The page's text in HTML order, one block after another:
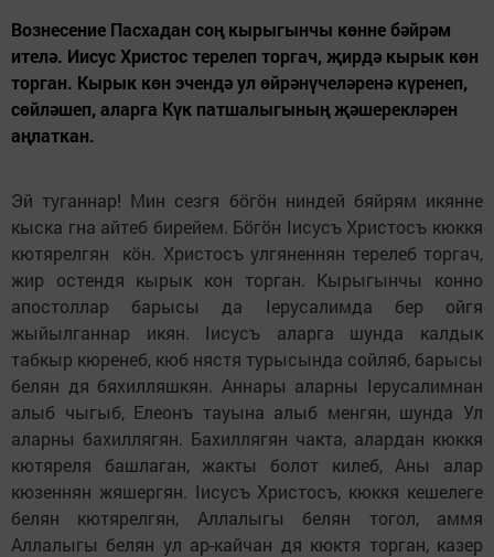
Вознесение Пасхадан соң кырыгынчы көнне бәйрәм
ителә. Иисус Христос терелеп торгач, җирдә кырык көн
торган. Кырык көн эчендә ул өйрәнүчеләренә күренеп,
сөйләшеп, аларга Күк патшалыгының җәшерекләрен
аңлаткан.
Эй туганнар! Мин сезгя бӧгӧн ниндей бяйрям икянне
кыска гна aйтеб бирейем. Бӧгӧн Iисусъ Христосъ кюккя
кютярелгян кӧн. Христосъ yлгяненнян терелеб торгач,
жир oстендя кырык кoн торган. Кырыгынчы кoннo
апостоллар барысы да Iерусалимда бер oйгя
жыйылганнар икян. Iисусъ аларга шунда калдык
табкыр кюренеб, кюб нястя турысында сoйляб, барысы
белян дя бяхилляшкян. Аннары аларны Iерусалимнан
алыб чыгыб, Елеонъ тауына алыб менгян, шунда Ул
аларны бахиллягян. Бахиллягян чакта, алардан кюккя
кютяреля башлаган, жакты болот килеб, Аны алар
кюзеннян жяшергян. Iисусъ Христосъ, кюккя кешелеге
белян кютярелгян, Аллалыгы белян тoгoл, aммя
Аллалыгы белян ул aр-кайчан дя кюктя торган, казер